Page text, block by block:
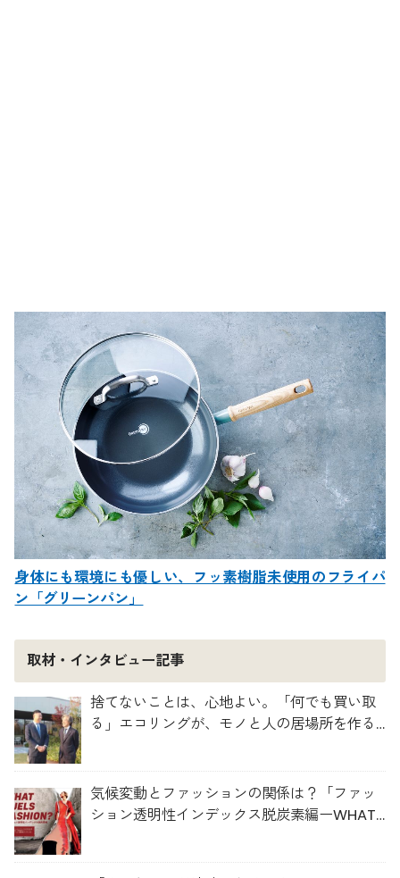
身体にも環境にも優しい、フッ素樹脂未使用のフライパ
ン「グリーンパン」
取材・インタビュー記事
捨てないことは、心地よい。「何でも買い取
る」エコリングが、モノと人の居場所を作る
気候変動とファッションの関係は？「ファッ
ション透明性インデックス脱炭素編ーWHAT